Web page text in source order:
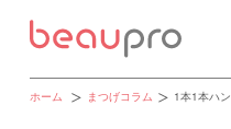
ホーム まつげコラム 1本1本ハ